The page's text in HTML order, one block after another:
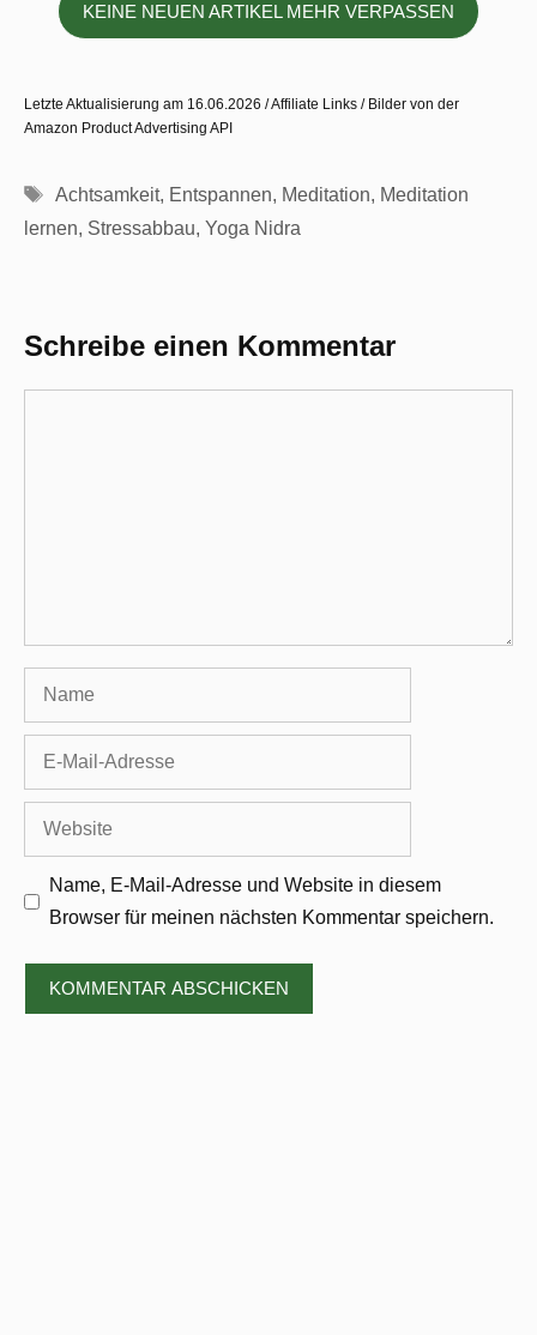
KEINE NEUEN ARTIKEL MEHR VERPASSEN
Letzte Aktualisierung am 16.06.2026 / Affiliate Links / Bilder von der
Amazon Product Advertising API
Schlagwörter
Achtsamkeit, Entspannen, Meditation, Meditation
lernen, Stressabbau, Yoga Nidra
Schreibe einen Kommentar
Name
Website
Name, E-Mail-Adresse und Website in diesem
Browser für meinen nächsten Kommentar speichern.